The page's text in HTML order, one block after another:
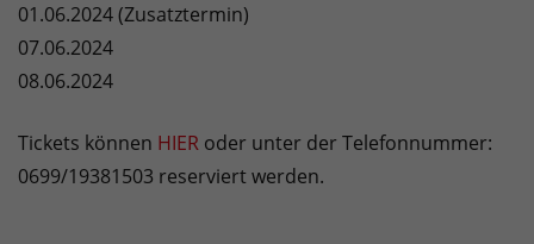
01.06.2024 (Zusatztermin)
07.06.2024
08.06.2024
Tickets können HIER oder unter der Telefonnummer:
0699/19381503 reserviert werden.